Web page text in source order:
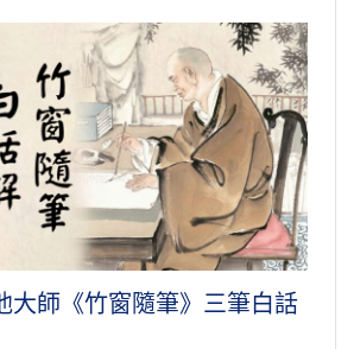
大師《竹窗隨筆》三筆白話